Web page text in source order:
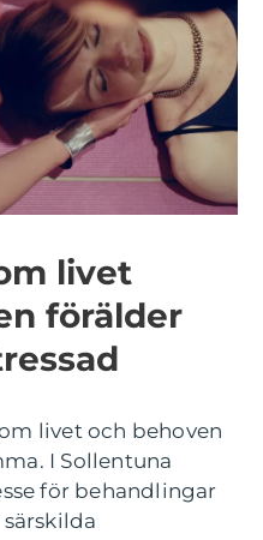
livet
förälder
livet och behoven
I Sollentuna
för behandlingar